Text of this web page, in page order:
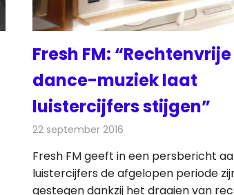
Fresh FM: “Rechtenvrije
dance-muziek laat
luistercijfers stijgen”
22 september 2016
Fresh FM geeft in een persbericht
luistercijfers de afgelopen periode
gestegen dankzij het draaien van